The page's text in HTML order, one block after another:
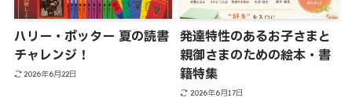
ハリー・ポッター 夏の読書
チャレンジ！
2026年6月22日
発達特性のあるお子さまと
親御さまのための絵本・書
籍特集
2026年6月17日